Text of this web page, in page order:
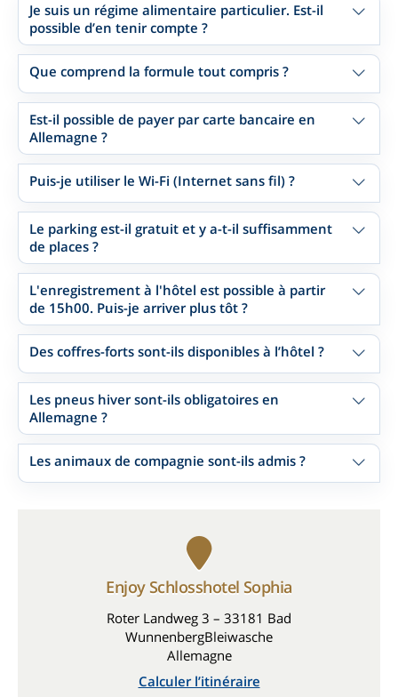
Je suis un régime alimentaire particulier. Est-il
possible d’en tenir compte ?
Que comprend la formule tout compris ?
Est-il possible de payer par carte bancaire en
Allemagne ?
Puis-je utiliser le Wi-Fi (Internet sans fil) ?
Le parking est-il gratuit et y a-t-il suffisamment
de places ?
L'enregistrement à l'hôtel est possible à partir
de 15h00. Puis-je arriver plus tôt ?
Des coffres-forts sont-ils disponibles à l’hôtel ?
Les pneus hiver sont-ils obligatoires en
Allemagne ?
Les animaux de compagnie sont-ils admis ?
Enjoy Schlosshotel Sophia
Roter Landweg 3 – 33181 Bad
WunnenbergBleiwasche
Allemagne
Calculer l’itinéraire